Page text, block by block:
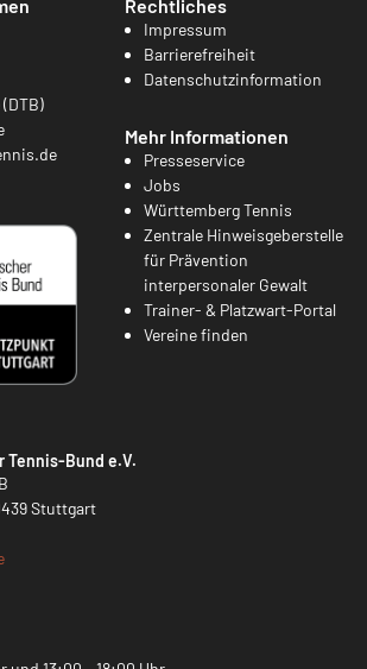
Rechtliches
Impressum
Barrierefreiheit
Datenschutzinformation
Mehr Informationen
Presseservice
Jobs
Württemberg Tennis
Zentrale Hinweisgeberstelle
für Prävention
interpersonaler Gewalt
Trainer- & Platzwart-Portal
Vereine finden
Bund e.V.
Stuttgart